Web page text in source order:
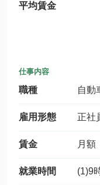
平均賃金
仕事内容
職種 自動
雇用形態 正社
賃金 月額
就業時間 (1)9